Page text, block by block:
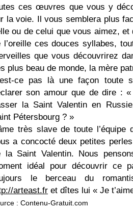
ces œuvres que vous y
la voie. Il vous semblera plus
ou de celui que vous aimez,
l’oreille ces douces syllabes,
que vous découvrirez
plus beau de monde, la mère
ce pas là une façon toute
son amour que de dire :
la Saint Valentin en
Pétersbourg ? »
très slave de toute l’équipe
a concocté deux petites
la Saint Valentin. Nous
idéal pour découvrir ce
le berceau du
arteast.fr et dîtes lui « Je
: Contenu-Gratuit.com